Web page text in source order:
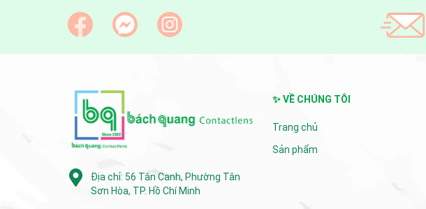
Địa chỉ: 56 Tân Canh, Phường Tân
Sơn Hòa, TP. Hồ Chí Minh
✨ VỀ CHÚNG TÔI
Trang chủ
Sản phẩm